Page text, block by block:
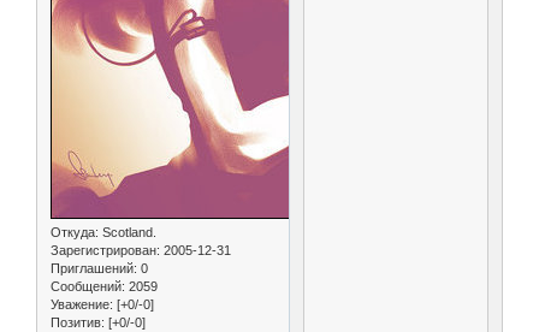
Откуда: Scotland.
Зарегистрирован: 2005-12-31
Приглашений: 0
Сообщений: 2059
Уважение: [+0/-0]
Позитив: [+0/-0]